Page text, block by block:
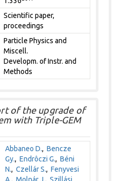
Scientific paper,
proceedings
Particle Physics and
Miscell.
Developm. of Instr. and
Methods
of the upgrade of
with Triple-GEM
Abbaneo D.,Bencze
Gy.,Endrôczi G.,Béni
N.,Czellár S.,Fenyvesi